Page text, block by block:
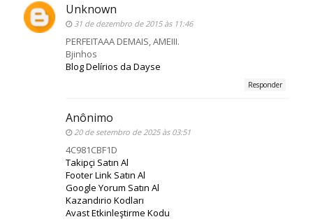
Unknown
31 de dezembro de 2015 às 11:46
PERFEITAAA DEMAIS, AMEIII.
Bjinhos
Blog Delírios da Dayse
Responder
Anônimo
20 de setembro de 2025 às 03:51
4C981CBF1D
Takipçi Satın Al
Footer Link Satın Al
Google Yorum Satın Al
Kazandırio Kodları
Avast Etkinleştirme Kodu